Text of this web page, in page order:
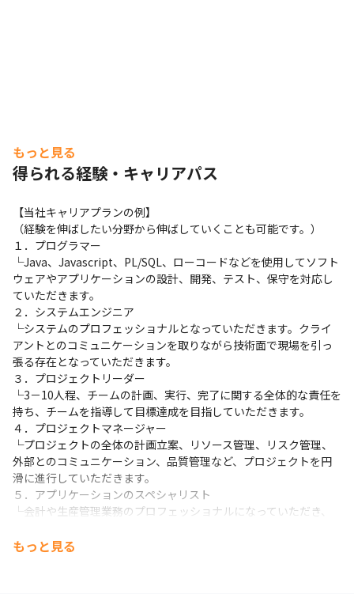
もっと見る
得られる経験・キャリアパス
【当社キャリアプランの例】
（経験を伸ばしたい分野から伸ばしていくことも可能です。）
１．プログラマー
└Java、Javascript、PL/SQL、ローコードなどを使用してソフト
ウェアやアプリケーションの設計、開発、テスト、保守を対応し
ていただきます。
２．システムエンジニア
└システムのプロフェッショナルとなっていただきます。クライ
アントとのコミュニケーションを取りながら技術面で現場を引っ
張る存在となっていただきます。
３．プロジェクトリーダー
└3－10人程、チームの計画、実行、完了に関する全体的な責任を
持ち、チームを指導して目標達成を目指していただきます。
４．プロジェクトマネージャー
└プロジェクトの全体の計画立案、リソース管理、リスク管理、
外部とのコミュニケーション、品質管理など、プロジェクトを円
滑に進行していただきます。
５．アプリケーションのスペシャリスト
└会計や生産管理業務のプロフェッショナルになっていただき、
ム導入や運用改善、プロジェクト管理などを行います。
もっと見る